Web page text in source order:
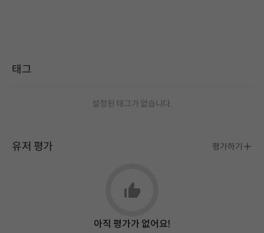
태그
설정된 태그가 없습니다.
유저 평가 평가하기
아직 평가가 없어요!